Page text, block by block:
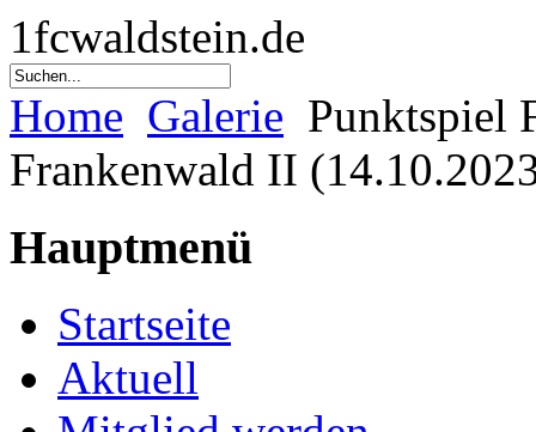
1fcwaldstein.de
Home Galerie Punktspiel
Frankenwald II
Hauptmenü
Startseite
Aktuell